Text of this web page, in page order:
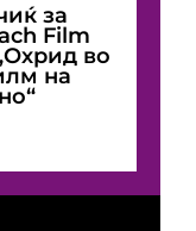
за
Film
во
на